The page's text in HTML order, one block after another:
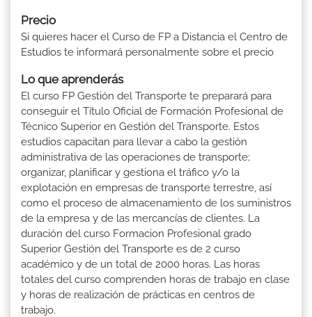
Precio
Si quieres hacer el Curso de FP a Distancia el Centro de
Estudios te informará personalmente sobre el precio
Lo que aprenderás
El curso FP Gestión del Transporte te preparará para
conseguir el Título Oficial de Formación Profesional de
Técnico Superior en Gestión del Transporte. Estos
estudios capacitan para llevar a cabo la gestión
administrativa de las operaciones de transporte;
organizar, planificar y gestiona el tráfico y/o la
explotación en empresas de transporte terrestre, así
como el proceso de almacenamiento de los suministros
de la empresa y de las mercancías de clientes. La
duración del curso Formacion Profesional grado
Superior Gestión del Transporte es de 2 curso
académico y de un total de 2000 horas. Las horas
totales del curso comprenden horas de trabajo en clase
y horas de realización de prácticas en centros de
trabajo.